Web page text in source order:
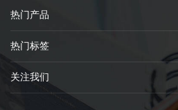
热门产品
热门标签
关注我们